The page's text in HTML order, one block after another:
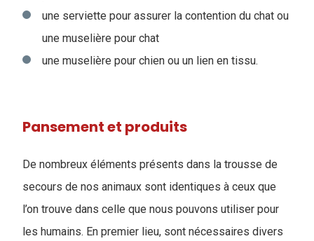
une serviette pour assurer la contention du chat ou
une muselière pour chat
une muselière pour chien ou un lien en tissu.
Pansement et produits
De nombreux éléments présents dans la trousse de
secours de nos animaux sont identiques à ceux que
l’on trouve dans celle que nous pouvons utiliser pour
les humains. En premier lieu, sont nécessaires divers